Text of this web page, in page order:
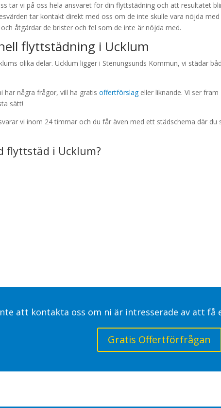
tar vi på oss hela ansvaret för din flyttstädning och att resultatet
tar kontakt direkt med oss om de inte skulle vara nöjda med
åtgärdar de brister och fel som de inte är nöjda med.
flyttstädning i Ucklum
olika delar. Ucklum ligger i Stenungsunds Kommun, vi städar
har några frågor, vill ha gratis offertförslageller liknande. Vi ser fram
sätt!
vi inom 24 timmar och du får även med ett städschema där du
flyttstäd i Ucklum?
att kontakta oss om ni är intresserade av att få
Gratis Offertförfrågan